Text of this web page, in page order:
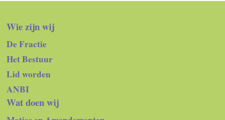
Wie zijn wij
De Fractie
Het Bestuur
Lid worden
ANBI
Wat doen wij